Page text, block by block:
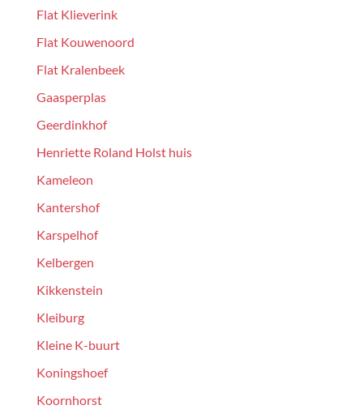
Flat Klieverink
Flat Kouwenoord
Flat Kralenbeek
Gaasperplas
Geerdinkhof
Henriette Roland Holst huis
Kameleon
Kantershof
Karspelhof
Kelbergen
Kikkenstein
Kleiburg
Kleine K-buurt
Koningshoef
Koornhorst